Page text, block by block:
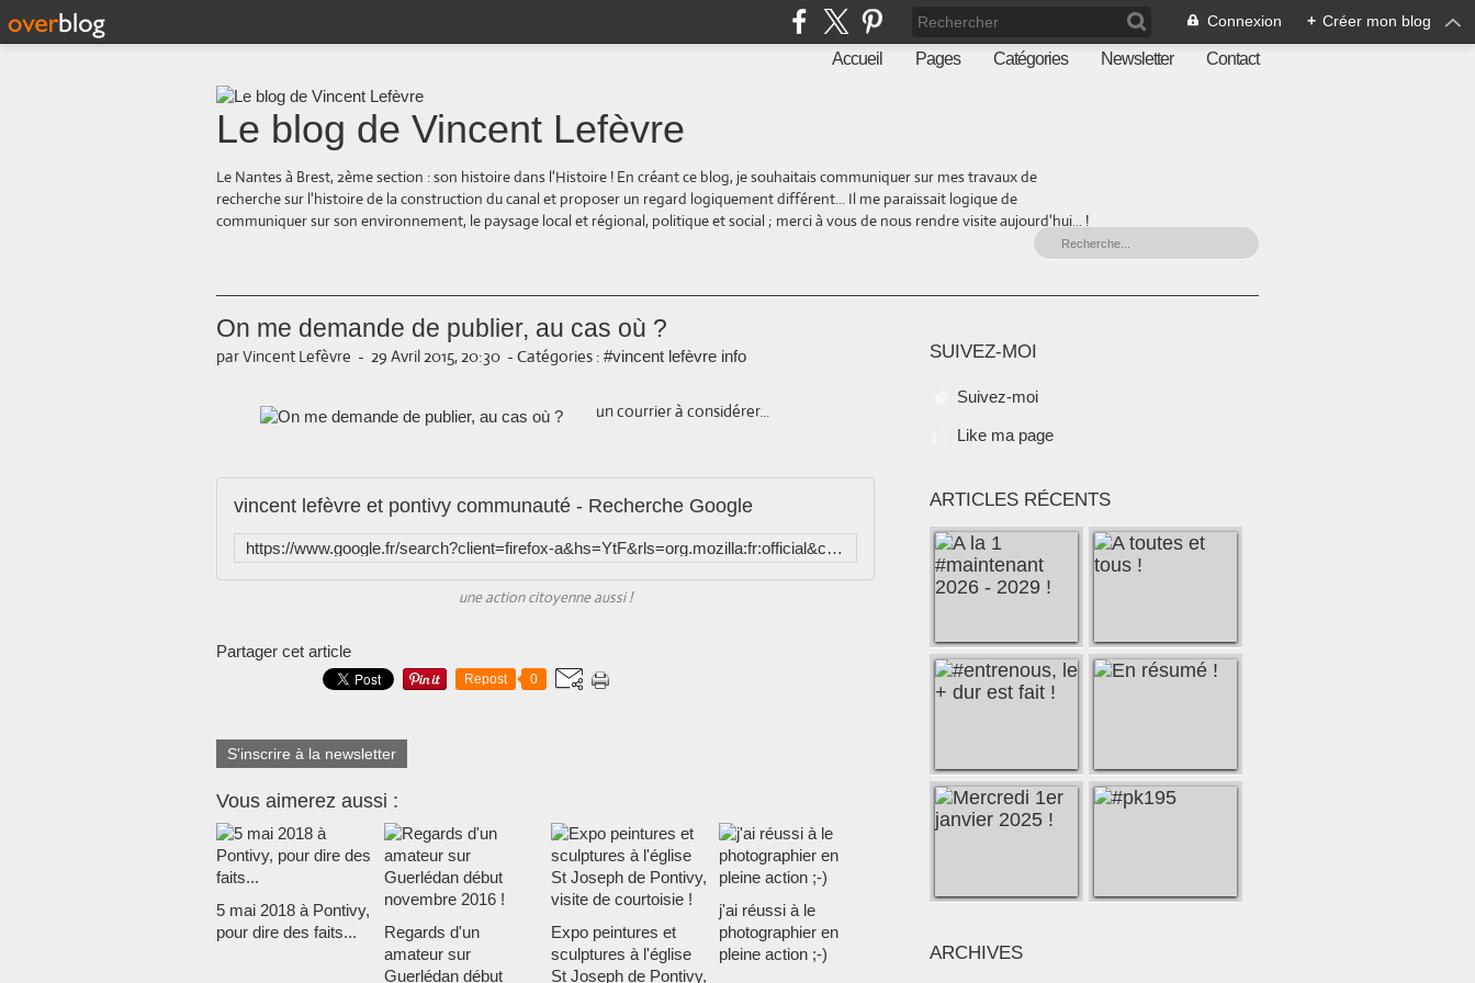
Connexion + Créer mon blog
Accueil Pages Catégories Newsletter Contact
Le blog de Vincent Lefèvre
Le Nantes à Brest, 2ème section : son histoire dans l'Histoire ! En créant ce blog, je souhaitais communiquer sur mes travaux de
recherche sur l'histoire de la construction du canal et proposer un regard logiquement différent... Il me paraissait logique de
communiquer sur son environnement, le paysage local et régional, politique et social ; merci à vous de nous rendre visite aujourd'hui... !
On me demande de publier, au cas où ?
par Vincent Lefèvre - 29 Avril 2015, 20:30 - Catégories : #vincent lefèvre info
un courrier à considérer...
vincent lefèvre et pontivy communauté - Recherche Google
https://www.google.fr/search?client=firefox-a&hs=YtF&rls=org.mozilla:fr:official&channel=sb&source=lnms&tbm=isch&sa=X&ei=gQXYU_K6MIaw0QXB3IHoCw&ved=0CAgQ_AUoAQ&biw=1787&bih=829&q=vincent%20lef%C3%A8vre%20et%20pontivy%20communaut%C3%A9
une action citoyenne aussi !
Partager cet article
Repost 0
S'inscrire à la newsletter
Vous aimerez aussi :
5 mai 2018 à Pontivy,
pour dire des faits...
Regards d'un
amateur sur
Guerlédan début
Expo peintures et
sculptures à l'église
St Joseph de Pontivy,
j'ai réussi à le
photographier en
pleine action ;-)
SUIVEZ-MOI
Suivez-moi
Like ma page
ARTICLES RÉCENTS
ARCHIVES